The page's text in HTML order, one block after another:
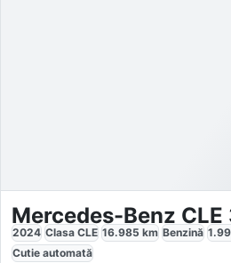
2024 Clasa CLE 16.985 km Benzină
Cutie automată